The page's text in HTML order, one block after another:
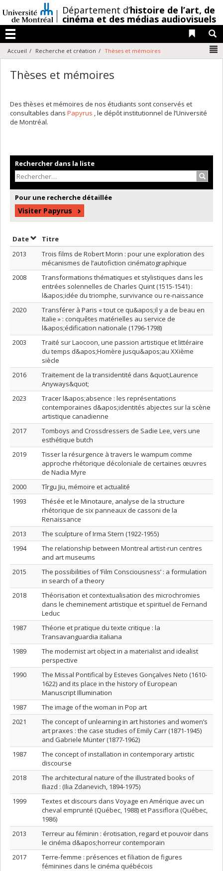
au
contenu
/Département d’histoire de l’art, de
cinéma et des médias audiovisuels
Menu
Liens
Accueil Recherche et création Thèses et mémoires
Thèses et mémoires
Des thèses et mémoires de nos étudiants sont conservés et
consultables dans Papyrus , le dépôt institutionnel de l’Université
de Montréal.
Rechercher dans la liste
Pour une recherche détaillée
Visiter Papyrus
DateTrier par date en ordre décroissant
Titre
2013
Trois films de Robert Morin : pour une exploration des
mécanismes de l’autofiction cinématographique
2008
Transformations thématiques et stylistiques dans les
entrées solennelles de Charles Quint (1515-1541) :
l&apos;idée du triomphe, survivance ou re-naissance
2020
Transférer à Paris « tout ce qu&apos;il y a de beau en
Italie » : conquêtes matérielles au service de
l&apos;édification nationale (1796-1798)
2003
Traité sur Laocoon, une passion artistique et littéraire
du temps d&apos;Homère jusqu&apos;au XXième
siècle
2016
Traitement de la transidentité dans &quot;Laurence
Anyways&quot;
2023
Tracer l&apos;absence : les représentations
contemporaines d&apos;identités abjectes sur la scène
artistique canadienne
2017
Tomboys and Crossdressers de Sadie Lee, vers une
esthétique butch
2019
Tisser la résurgence à travers le wampum comme
approche rhétorique décoloniale de certaines œuvres
de Nadia Myre
2000
Tîrgu Jiu, mémoire et actualité
1993
Thésée et le Minotaure, analyse de la structure
rhétorique de six panneaux de cassoni de la
Renaissance
2013
The sculpture of Irma Stern (1922-1955)
1994
The relationship between Montreal artist-run centres
and art museums
2015
The possibilities of ‘Film Consciousness’ : a formulation
in search of a theory
2018
Théorisation et contextualisation des microchromies
dans le cheminement artistique et spirituel de Fernand
Leduc
1987
Théorie et pratique du texte critique : la
Transavanguardia italiana
1989
The modernist art object in a materialist and idealist
perspective
1990
The Missal Pontifical by Esteves Gonçalves Neto (1610-
1622) and its place in the history of European
Manuscript Illumination
1987
The image of the woman in Pop art
2021
The concept of unlearning in art histories and women’s
art praxes : the case studies of Emily Carr (1871-1945)
and Gabriele Münter (1877-1962)
1987
The concept of installation in contemporary artistic
discourse
2018
The architectural nature of the illustrated books of
Iliazd : (Ilia Zdanevich, 1894-1975)
1999
Textes et discours dans Voyage en Amérique avec un
cheval emprunté (Québec, 1988) et Passiflora (Québec,
1986)
2013
Terreur au féminin : érotisation, regard et pouvoir dans
le cinéma d&apos;horreur contemporain
2017
Terre-femme : présences et filiation de figures
féminines dans le cinéma québécois